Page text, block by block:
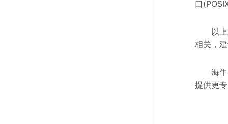
口
以
相关，
海
提供更